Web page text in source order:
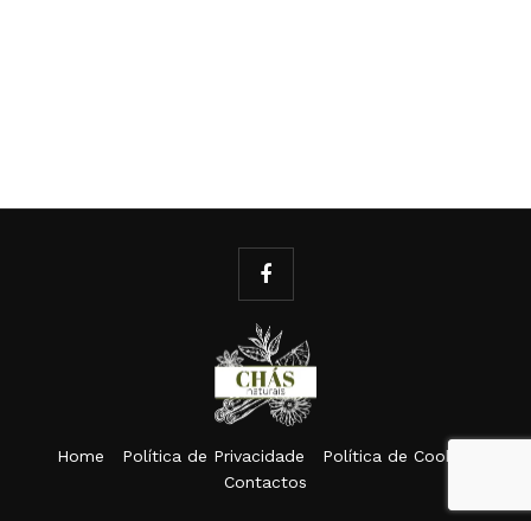
Home Política de Privacidade
Política de Cookies
Contactos